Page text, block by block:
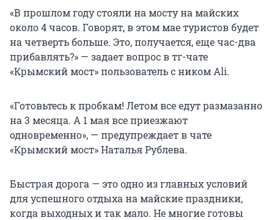
«В прошлом году стояли на мосту на майских
около 4 часов. Говорят, в этом мае туристов будет
на четверть больше. Это, получается, еще час-два
прибавлять?» — задает вопрос в тг-чате
«Крымский мост» пользователь с ником Ali.
«Готовьтесь к пробкам! Летом все едут размазанно
на 3 месяца. А 1 мая все приезжают
одновременно», — предупреждает в чате
«Крымский мост» Наталья Рублева.
Быстрая дорога — это одно из главных условий
для успешного отдыха на майские праздники,
когда выходных и так мало. Не многие готовы